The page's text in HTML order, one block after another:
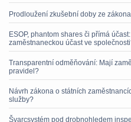
Prodloužení zkušební doby ze
ESOP, phantom shares či přímá
zaměstnaneckou účast ve
Transparentní odměňování: Mají
pravidel?
Návrh zákona o státních
služby?
Švarcsystém pod drobnohledem